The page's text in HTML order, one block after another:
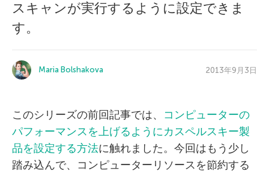
スキャンが実行するように設定できま
す。
Maria Bolshakova 2013年9月3日
このシリーズの前回記事では、 コンピューターの
パフォーマンスを上げるようにカスペルスキー製
品を設定する方法に触れました。今回はもう少し
踏み込んで、コンピューターリソースを節約する